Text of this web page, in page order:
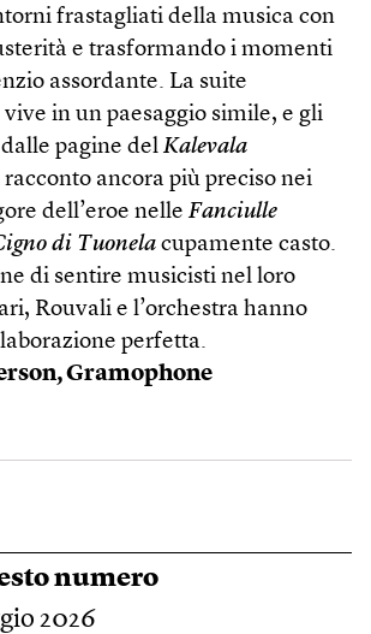
frastagliati della musica con
e trasformando i momenti
assordante. La suite
vive in un paesaggio simile, e gli
pagine del Kalevala
ancora più preciso nei
dell’eroe nelle Fanciulle
di Tuonela cupamente casto.
di sentire musicisti nel loro
Rouvali e l’orchestra hanno
perfetta.
Gramophone
numero
2026